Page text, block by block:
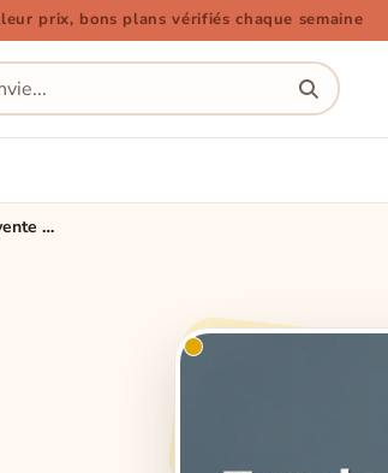
prix, bons plans vérifiés chaque semaine
Tendances Mode 2025: Comment l'Esthétique des Années 70 Réinvente nos Looks